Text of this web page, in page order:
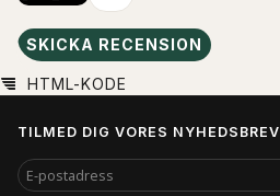
SKICKA RECENSION
HTML-KODE
TILMED DIG VORES NYHEDSBREV
E-
POSTADRESS